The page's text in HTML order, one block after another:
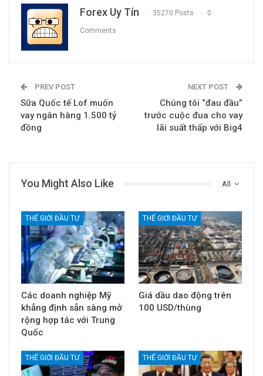
Forex Uy Tín 35270 Posts 0
Comments
PREV POST
Sữa Quốc tế Lof muốn
vay ngân hàng 1.500 tỷ
đồng
NEXT POST
Chúng tôi “đau đầu”
trước cuộc đua cho vay
lãi suất thấp với Big4
All
You Might Also Like
THẾ GIỚI ĐẦU TƯ
Các doanh nghiệp Mỹ
khẳng định sẵn sàng mở
rộng hợp tác với Trung
Quốc
THẾ GIỚI ĐẦU TƯ
Giá dầu dao động trên
100 USD/thùng
THẾ GIỚI ĐẦU TƯ THẾ GIỚI ĐẦU TƯ